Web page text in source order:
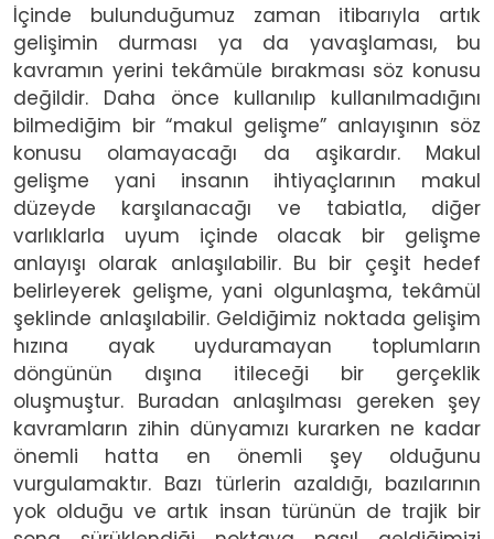
İçinde bulunduğumuz zaman itibarıyla artık
gelişimin durması ya da yavaşlaması, bu
kavramın yerini tekâmüle bırakması söz konusu
değildir. Daha önce kullanılıp kullanılmadığını
bilmediğim bir “makul gelişme” anlayışının söz
konusu olamayacağı da aşikardır. Makul
gelişme yani insanın ihtiyaçlarının makul
düzeyde karşılanacağı ve tabiatla, diğer
varlıklarla uyum içinde olacak bir gelişme
anlayışı olarak anlaşılabilir. Bu bir çeşit hedef
belirleyerek gelişme, yani olgunlaşma, tekâmül
şeklinde anlaşılabilir. Geldiğimiz noktada gelişim
hızına ayak uyduramayan toplumların
döngünün dışına itileceği bir gerçeklik
oluşmuştur. Buradan anlaşılması gereken şey
kavramların zihin dünyamızı kurarken ne kadar
önemli hatta en önemli şey olduğunu
vurgulamaktır. Bazı türlerin azaldığı, bazılarının
yok olduğu ve artık insan türünün de trajik bir